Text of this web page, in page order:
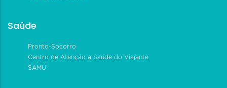
Saúde
Pronto-Socorro
Centro de Atenção à Saúde do Viajante
SAMU